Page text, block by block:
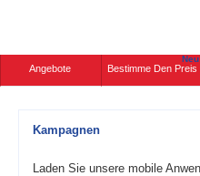
Angebote Bestimme Den Preis
Kampagnen
Laden Sie unsere mobile